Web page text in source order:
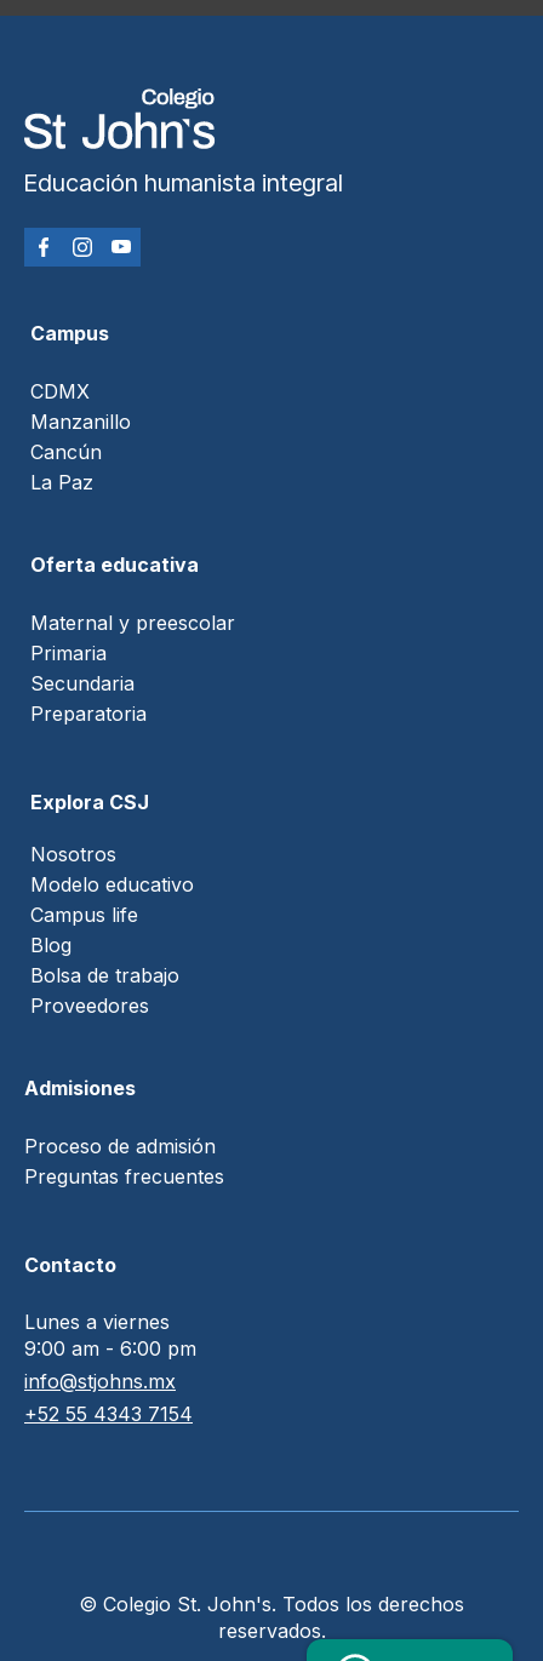
Educación humanista integral
Campus
CDMX
Manzanillo
Cancún
La Paz
Oferta educativa
Maternal y preescolar
Primaria
Secundaria
Preparatoria
Explora CSJ
Nosotros
Modelo educativo
Campus life
Blog
Bolsa de trabajo
Proveedores
Admisiones
Proceso de admisión
Preguntas frecuentes
Contacto
Lunes a viernes
9:00 am - 6:00 pm
info@stjohns.mx
+52 55 4343 7154
© Colegio St. John's. Todos los derechos
reservados.